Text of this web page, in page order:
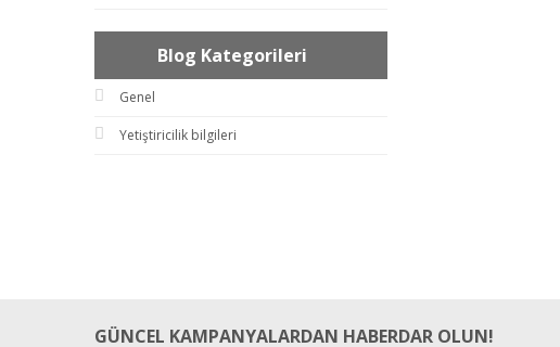
Blog Kategorileri
Genel
Yetiştiricilik bilgileri
GÜNCEL KAMPANYALARDAN HABERDAR OLUN!